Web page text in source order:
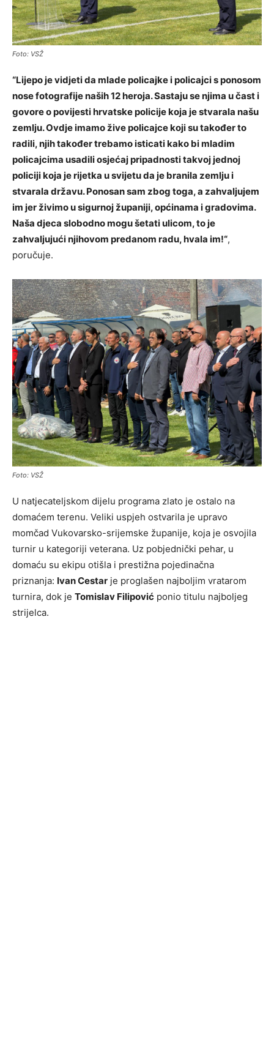
Foto: VSŽ
“Lijepo je vidjeti da mlade policajke i policajci s ponosom
nose fotografije naših 12 heroja. Sastaju se njima u čast i
govore o povijesti hrvatske policije koja je stvarala našu
zemlju. Ovdje imamo žive policajce koji su također to
radili, njih također trebamo isticati kako bi mladim
policajcima usadili osjećaj pripadnosti takvoj jednoj
policiji koja je rijetka u svijetu da je branila zemlju i
stvarala državu. Ponosan sam zbog toga, a zahvaljujem
im jer živimo u sigurnoj županiji, općinama i gradovima.
Naša djeca slobodno mogu šetati ulicom, to je
zahvaljujući njihovom predanom radu, hvala im!“,
poručuje.
Foto: VSŽ
U natjecateljskom dijelu programa zlato je ostalo na
domaćem terenu. Veliki uspjeh ostvarila je upravo
momčad Vukovarsko-srijemske županije, koja je osvojila
turnir u kategoriji veterana. Uz pobjednički pehar, u
domaću su ekipu otišla i prestižna pojedinačna
priznanja: Ivan Cestar je proglašen najboljim vratarom
turnira, dok je Tomislav Filipović ponio titulu najboljeg
strijelca.